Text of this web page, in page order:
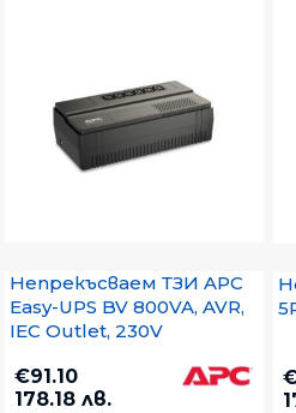
Непрекъсваем ТЗИ APC
Easy-UPS BV 800VA, AVR,
IEC Outlet, 230V
€91.10
178.18 лв.